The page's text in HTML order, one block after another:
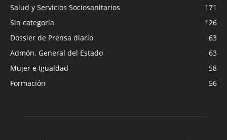
Salud y Servicios Sociosanitarios
171
Sin categoría
126
Dossier de Prensa diario
63
Admón. General del Estado
63
Mujer e Igualdad
58
Formación
56